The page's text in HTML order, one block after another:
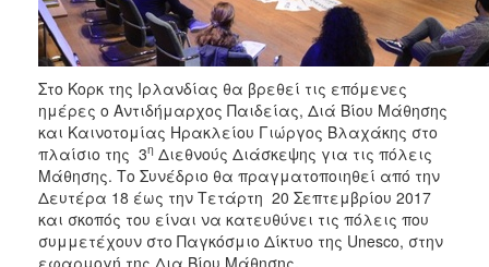
ΤΟΠΟΣ
ΠΟΛΙΤΙΣΜΟΣ
ΑΝΘΕΚΤΙΚΗ
ΠΟΛΗ
Στο Κορκ της Ιρλανδίας θα βρεθεί τις επόμενες
ημέρες ο Αντιδήμαρχος Παιδείας, Διά Βίου Μάθησης
και Καινοτομίας Ηρακλείου Γιώργος Βλαχάκης στο
πλαίσιο της 3η Διεθνούς Διάσκεψης για τις πόλεις
Μάθησης. Το Συνέδριο θα πραγματοποιηθεί από την
Δευτέρα 18 έως την Τετάρτη 20 Σεπτεμβρίου 2017
και σκοπός του είναι να κατευθύνει τις πόλεις που
συμμετέχουν στο Παγκόσμιο Δίκτυο της Unesco, στην
εφαρμογή της Δια Βίου Μάθησης.